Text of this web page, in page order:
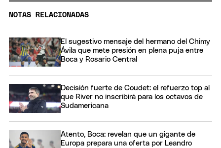
NOTAS RELACIONADAS
El sugestivo mensaje del hermano del Chimy
Ávila que mete presión en plena puja entre
Boca y Rosario Central
Decisión fuerte de Coudet: el refuerzo top al
que River no inscribirá para los octavos de
Sudamericana
Atento, Boca: revelan que un gigante de
Europa prepara una oferta por Leandro